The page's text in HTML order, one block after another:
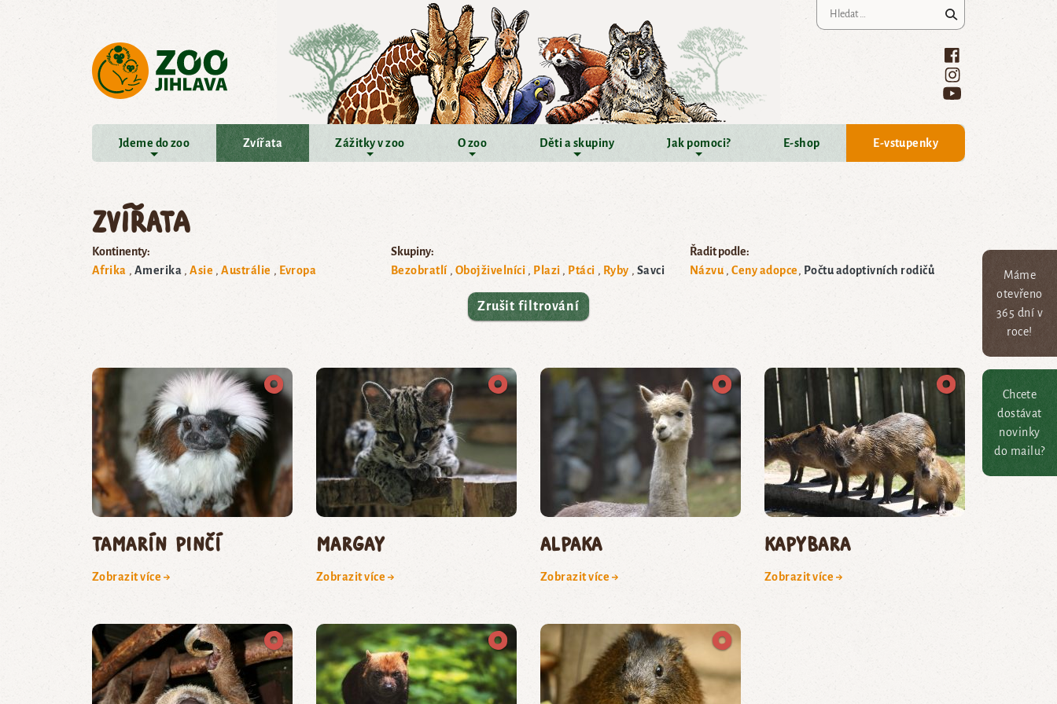
Máme
otevřeno
365 dní v
roce!
Chcete
dostávat
novinky
do mailu?
Jdeme do zoo Zvířata Zážitky v zoo O zoo Děti a skupiny Jak pomoci? E-shop E-vstupenky
Zvířata
Kontinenty:
Afrika
Amerika Asie Austrálie Evropa
Skupiny:
Bezobratlí
Obojživelníci Plazi Ptáci Ryby Savci
Řadit podle:
Názvu
Ceny adopce Počtu adoptivních rodičů
Zrušit filtrování
tamarín pinčí
Zobrazit více →
margay
Zobrazit více →
Alpaka
Zobrazit více →
kapybara
Zobrazit více →